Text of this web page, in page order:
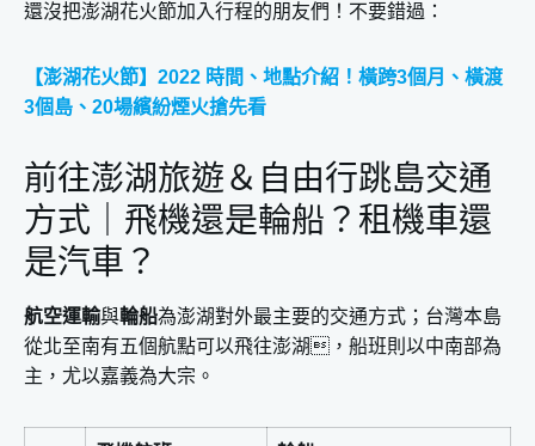
還沒把澎湖花火節加入行程的朋友們！不要錯過：
【澎湖花火節】2022 時間、地點介紹！橫跨3個月、橫渡
3個島、20場繽紛煙火搶先看
前往澎湖旅遊＆自由行跳島交通
方式｜飛機還是輪船？租機車還
是汽車？
航空運輸與輪船為澎湖對外最主要的交通方式；台灣本島
從北至南有五個航點可以飛往澎湖，船班則以中南部為
主，尤以嘉義為大宗。